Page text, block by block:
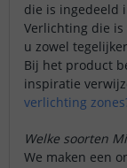
die is ingedeeld
Verlichting die
u zowel
Bij het product
inspiratie
verlichting
Welke soorten
We maken een